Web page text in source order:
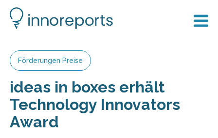
Förderungen Preise
ideas in boxes erhält
Technology Innovators
Award